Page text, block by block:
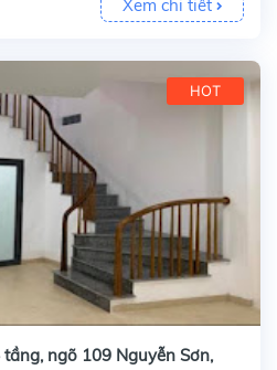
Xem chi tiết
HOT
ngõ 109 Nguyễn Sơn,